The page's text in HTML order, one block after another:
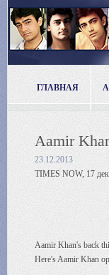
ГЛАВНАЯ
Aamir
23.12.2013
TIMES NOW, 17
Aamir Khan's back
Here's Aamir Khan